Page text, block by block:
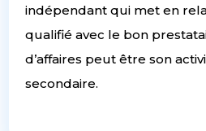
indépendant qui met en
qualifié avec le bon
d’affaires peut être son
secondaire.